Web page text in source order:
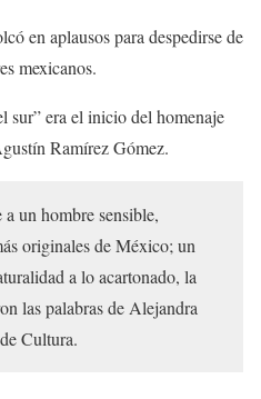
en aplausos para despedirse de
mexicanos.
sur” era el inicio del homenaje
Ramírez Gómez.
un hombre sensible,
originales de México; un
a lo acartonado, la
las palabras de Alejandra
Cultura.